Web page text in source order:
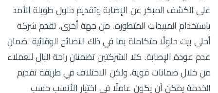
على الكشف المبكر عن الإصابة وتقديم حلول طويلة الأمد
باستخدام المبيدات المتطورة. من جهة أخرى، تقدم شركة
أحلى بيت حلولًا متكاملة بما في ذلك النصائح الوقائية لضمان
عدم عودة الإصابة. كلا الشركتين تضمنان راحة البال للعملاء
من خلال ضمانات قوية، ولكن الاختلاف في طريقة تقديم
الخدمة يمكن أن يكون عاملًا في اختيار الأنسب حسب